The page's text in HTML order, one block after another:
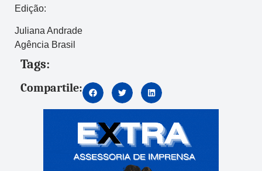
Edição:
Juliana Andrade
Agência Brasil
Tags:
Compartile: